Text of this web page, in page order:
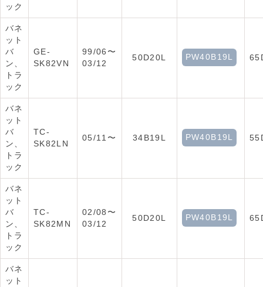
ック
バネ
ット
バ
ン、
トラ
ック
GE-
SK82VN
99/06〜
03/12
50D20L PW40B19L
バネ
ット
バ
ン、
トラ
ック
TC-
SK82LN
05/11〜 34B19L PW40B19L
バネ
ット
バ
ン、
トラ
ック
TC-
SK82MN
02/08〜
03/12
50D20L PW40B19L
バネ
ット